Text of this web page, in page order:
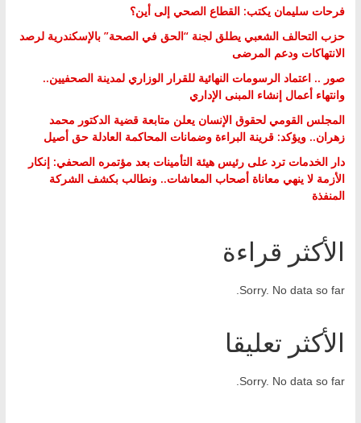
فرحات سليمان يكتب: القطاع الصحي إلى أين؟
حزب التحالف الشعبي يطلق لجنة “الحق في الصحة” بالإسكندرية لرصد
الانتهاكات ودعم المرضى
صور .. اعتماد الرسومات النهائية للقرار الوزاري لمدينة الصحفيين..
وانتهاء أعمال إنشاء المبنى الإداري
المجلس القومي لحقوق الإنسان يعلن متابعة قضية الدكتور محمد
زهران.. ويؤكد: قرينة البراءة وضمانات المحاكمة العادلة حق أصيل
دار الخدمات ترد على رئيس هيئة التأمينات بعد مؤتمره الصحفي: إنكار
الأزمة لا ينهي معاناة أصحاب المعاشات.. ونطالب بكشف الشركة
المنفذة
الأكثر قراءة
Sorry. No data so far.
الأكثر تعليقا
Sorry. No data so far.